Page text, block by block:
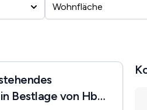
Wohnfläche
Bestlage von Hbg-